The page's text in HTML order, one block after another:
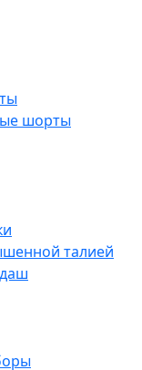
шорты
талией